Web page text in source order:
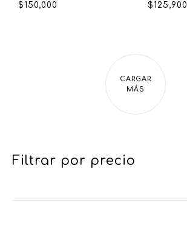
$150,000
$125,900
CARGAR
MÁS
Filtrar por precio